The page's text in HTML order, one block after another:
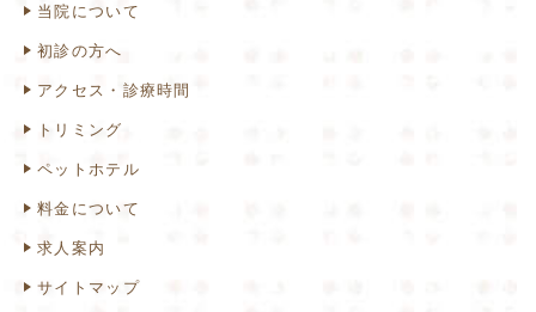
当院について
初診の方へ
アクセス・診療時間
トリミング
ペットホテル
料金について
求人案内
サイトマップ